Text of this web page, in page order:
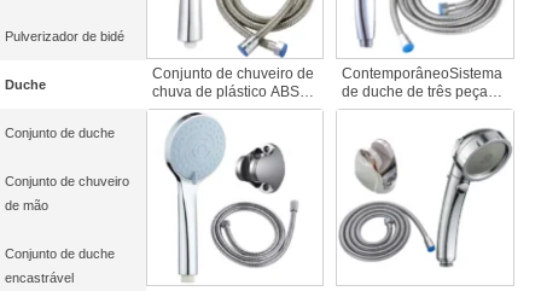
Pulverizador de bidé
Duche
Conjunto de duche
Conjunto de chuveiro
de mão
Conjunto de duche
encastrável
Conjunto de chuveiro de
chuva de plástico ABS
moderno de venda
quente Acessório de
casa de banho de
poupança de água para
hotéis Uso doméstico
moderno
ContemporâneoSistema
de duche de três peças
Conjunto de chuveiro
plástico flexível para
casas de banho